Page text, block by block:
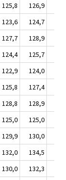
125,8 126,9
123,6 124,7
127,7 128,9
124,4 125,7
122,9 124,0
125,8 127,4
128,8 128,9
125,0 125,0
129,9 130,0
132,0 134,5
130,0 132,3